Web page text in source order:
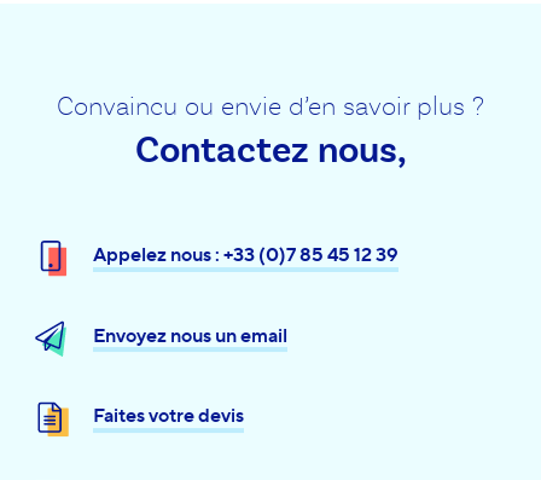
Convaincu ou envie d’en savoir plus ?
Contactez nous,
Appelez nous : +33 (0)7 85 45 12 39
Envoyez nous un email
Faites votre devis